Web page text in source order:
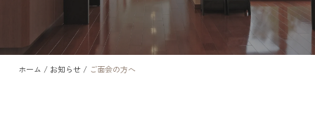
ホーム / お知らせ / ご面会の方へ